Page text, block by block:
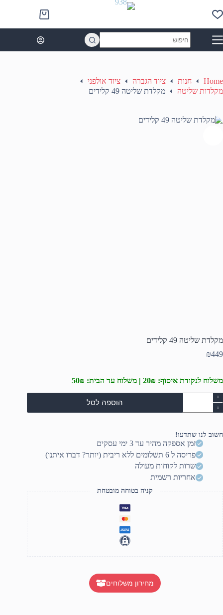
to
content
Shopping
cart
results
Home חנות ציוד הגברה
ציוד אולפני
מקלדות שליטה
מקלדת שליטה 49 קלידים
מקלדת שליטה 49 קלידים
₪449
משלוח לנקודת איסוף: 20₪ | משלוח עד הבית: 50₪
כמות
של
מקלדת
קלידים
הוספה לסל
חשוב לנו שתדעו!
זמן אספקה מהיר עד 3 ימי עסקים
פריסה ל 6 תשלומים ללא ריבית (יותר? דברו איתנו)
שרות לקוחות מעולה
אחריות רשמית
קניה בטוחה מובטחת
מחירון משלוחים